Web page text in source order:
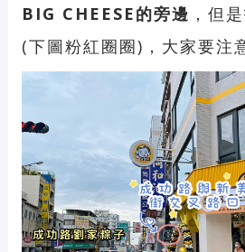
BIG CHEESE的旁邊 ，但
(下圖粉紅圈圈)，大家要注